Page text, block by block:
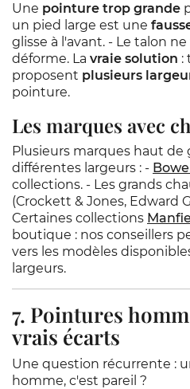
Une pointure trop grande
un pied large est une
glisse à l'avant. - Le talon
déforme. La vraie solution :
proposent plusieurs
pointure.
Les marques avec
Plusieurs marques haut
différentes largeurs : -
collections. - Les grands
(Crockett & Jones, Edward
Certaines collections
boutique : nos conseillers
vers les modèles
largeurs.
7. Pointures
vrais écarts
Une question récurrente :
homme, c'est pareil ?